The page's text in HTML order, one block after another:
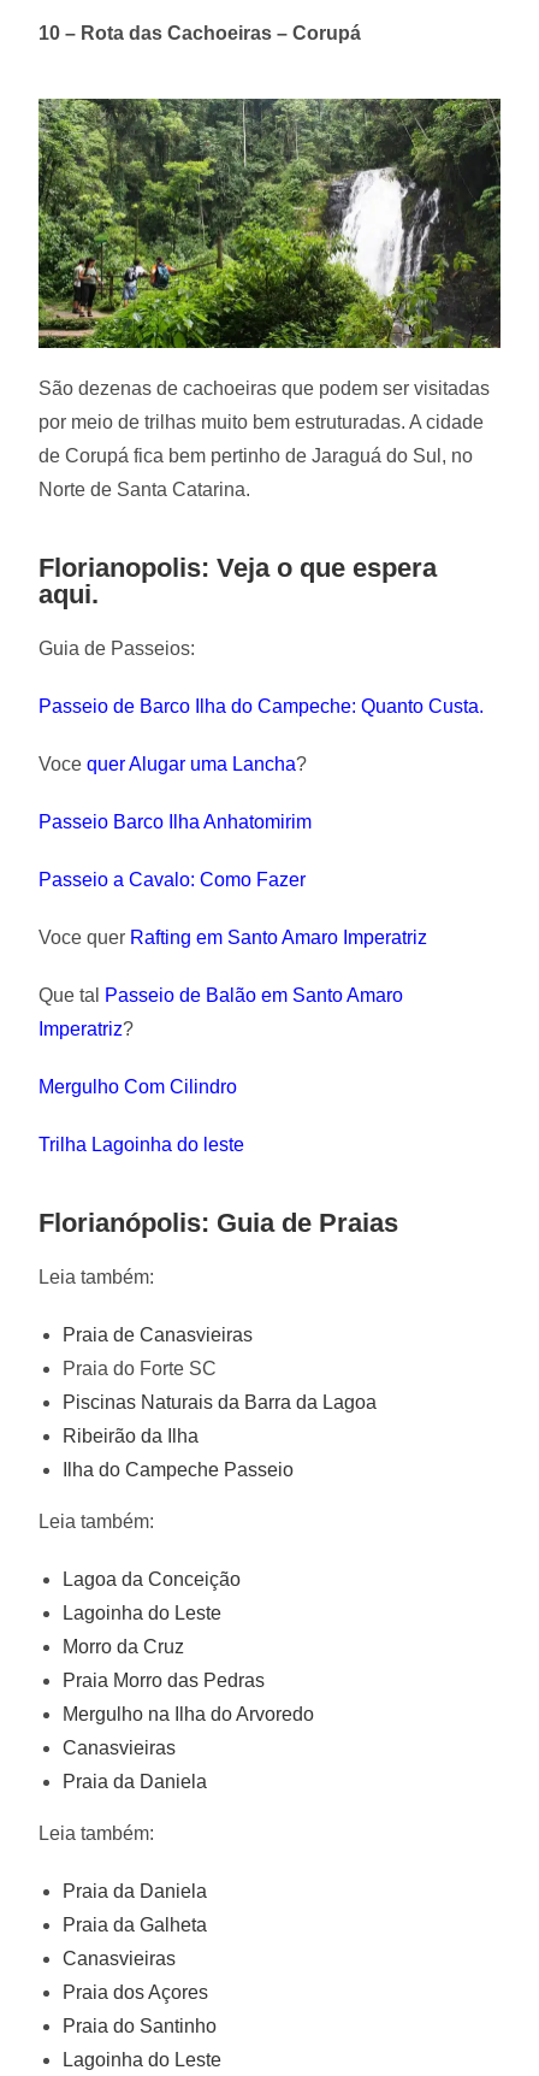
10 – Rota das Cachoeiras – Corupá
São dezenas de cachoeiras que podem ser visitadas
por meio de trilhas muito bem estruturadas. A cidade
de Corupá fica bem pertinho de Jaraguá do Sul, no
Norte de Santa Catarina.
Florianopolis: Veja o que espera
aqui.
Guia de Passeios:
Passeio de Barco Ilha do Campeche: Quanto Custa.
Vocequer Alugar uma Lancha?
Passeio Barco Ilha Anhatomirim
Passeio a Cavalo: Como Fazer
Voce quer Rafting em Santo Amaro Imperatriz
Que tal Passeio de Balão em Santo Amaro
Imperatriz?
Mergulho Com Cilindro
Trilha Lagoinha do leste
Florianópolis: Guia de Praias
Leia também:
Praia de Canasvieiras
Praia do Forte SC
Piscinas Naturais da Barra da Lagoa
Ribeirão da Ilha
Ilha do Campeche Passeio
Leia também:
Lagoa da Conceição
Lagoinha do Leste
Morro da Cruz
Praia Morro das Pedras
Mergulho na Ilha do Arvoredo
Canasvieiras
Praia da Daniela
Leia também:
Praia da Daniela
Praia da Galheta
Canasvieiras
Praia dos Açores
Praia do Santinho
Lagoinha do Leste